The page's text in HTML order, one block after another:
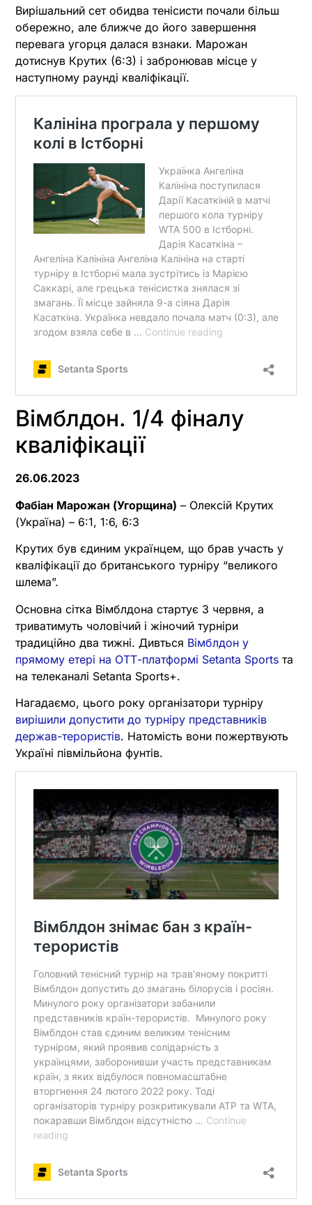
Вирішальний сет обидва тенісисти почали більш
обережно, але ближче до його завершення
перевага угорця далася взнаки. Марожан
дотиснув Крутих (6:3) і забронював місце у
наступному раунді кваліфікації.
Вімблдон. 1/4 фіналу
кваліфікації
26.06.2023
Фабіан Марожан (Угорщина) – Олексій Крутих
(Україна) – 6:1, 1:6, 6:3
Крутих був єдиним українцем, що брав участь у
кваліфікації до британського турніру “великого
шлема”.
Основна сітка Вімблдона стартує 3 червня, а
триватимуть чоловічий і жіночий турніри
традиційно два тижні. Дивться Вімблдон у
прямому етері на ОТТ-платформі Setanta Sports та
на телеканалі Setanta Sports+.
Нагадаємо, цього року організатори турніру
вирішили допустити до турніру представників
держав-терористів. Натомість вони пожертвують
Україні півмільйона фунтів.